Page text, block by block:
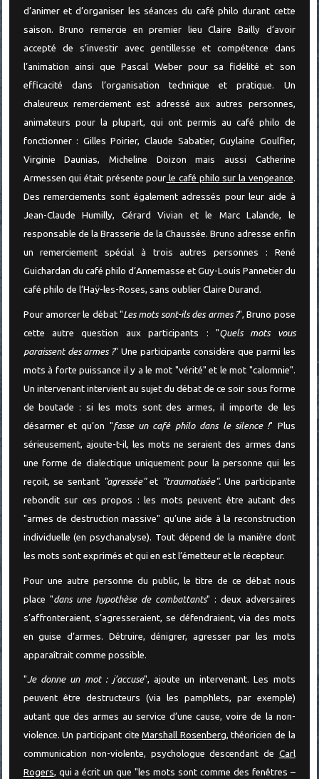
d’animer et d’organiser les séances du café philo durant cette
saison. Bruno remercie en premier lieu Claire Bailly d’avoir
accepté de s’investir avec gentillesse et compétence dans
l’animation ainsi que Pascal Weber pour sa fidélité et son
efficacité dans l’organisation technique et pratique. Un
chaleureux remerciement est adressé aux autres personnes,
animateurs pour la plupart, qui ont permis au café philo de
fonctionner : Gilles Poirier, Claude Sabatier, Guylaine Goulfier,
Virginie Daunias, Micheline Doizon mais aussi Catherine
Armessen qui était présente pour le café philo sur la vengeance.
Des remerciements sont également adressés pour leur aide à
Jean-Claude Humilly, Gérard Vivian et le Marc Lalande, le
responsable de la Brasserie de la Chaussée. Bruno adresse enfin
un remerciement spécial à trois autres personnes : René
Guichardan du café philo d’Annemasse et Guy-Louis Pannetier du
café philo de l’Haÿ-les-Roses, sans oublier Claire Durand.
Pour amorcer le débat "Les mots sont-ils des armes ?", Bruno pose
cette autre question aux participants : "Quels mots vous
paraissent des armes ?" Une participante considère que parmi les
mots à forte puissance il y a le mot "vérité" et le mot "calomnie".
Un intervenant intervient au sujet du débat de ce soir sous forme
de boutade : si les mots sont des armes, il importe de les
désarmer et qu’on "fasse un café philo dans le silence !" Plus
sérieusement, ajoute-t-il, les mots ne seraient des armes dans
une forme de dialectique uniquement pour la personne qui les
reçoit, se sentant "agressée"et "traumatisée".Une participante
rebondit sur ces propos : les mots peuvent être autant des
"armes de destruction massive" qu’une aide à la reconstruction
individuelle (en psychanalyse). Tout dépend de la manière dont
les mots sont exprimés et qui en est l’émetteur et le récepteur.
Pour une autre personne du public, le titre de ce débat nous
place "dans une hypothèse de combattants" : deux adversaires
s’affronteraient, s’agresseraient, se défendraient, via des mots
en guise d’armes. Détruire, dénigrer, agresser par les mots
apparaîtrait comme possible.
"Je donne un mot : j’accuse", ajoute un intervenant. Les mots
peuvent être destructeurs (via les pamphlets, par exemple)
autant que des armes au service d’une cause, voire de la non-
violence. Un participant citeMarshall Rosenberg, théoricien de la
communication non-violente, psychologue descendant de Carl
Rogers, qui a écrit un que "les mots sont comme des fenêtres –